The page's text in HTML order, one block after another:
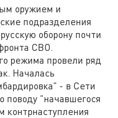
оружием и
подразделения
оборону почти
СВО.
режима провели ряд
Началась
- в Сети
поводу "начавшегося
контрнаступления